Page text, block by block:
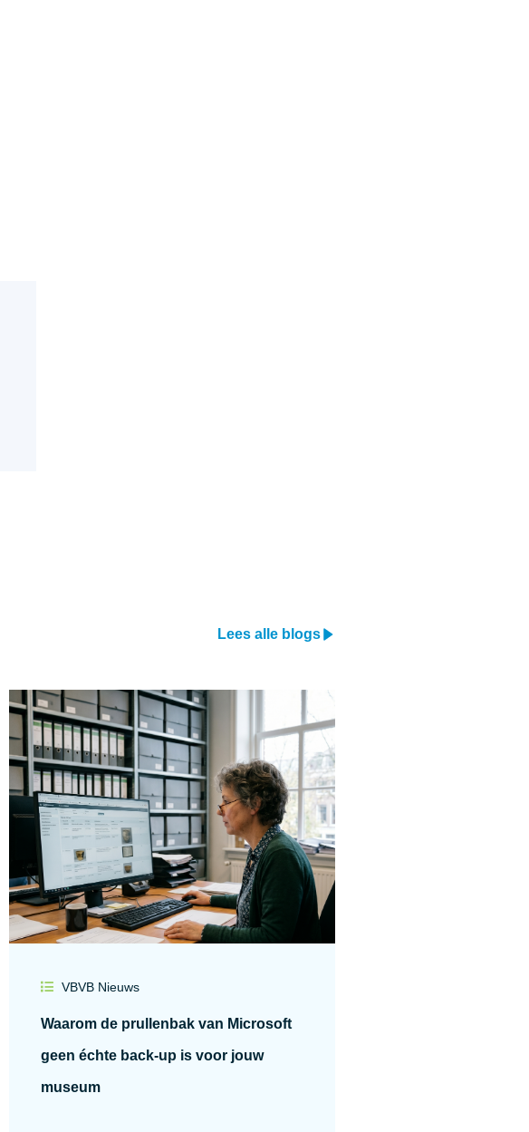
Lees alle blogs
VBVB Nieuws
Waarom de prullenbak van Microsoft
geen échte back-up is voor jouw
museum